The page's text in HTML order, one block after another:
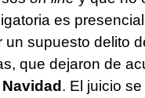
es
un supuesto delito
que dejaron de
. El juicio